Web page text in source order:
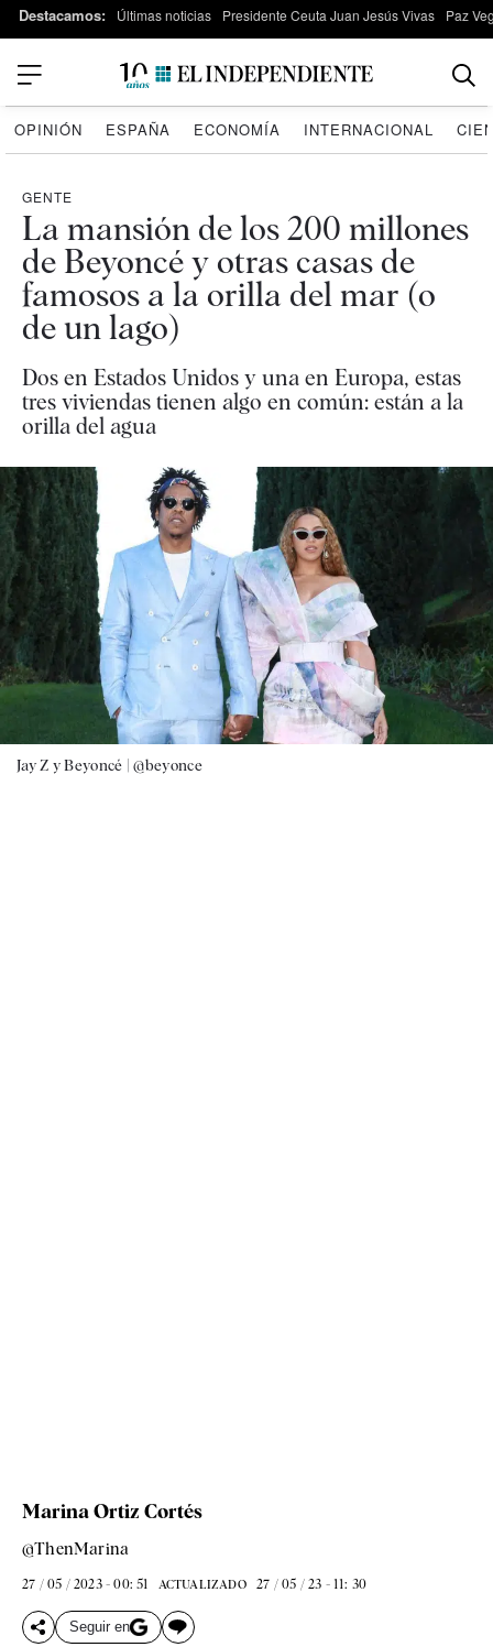
Destacamos: Últimas noticias Presidente Ceuta Juan Jesús Vivas Paz
OPINIÓN ESPAÑA ECONOMÍA INTERNACIONAL
GENTE
La mansión de los 200 millones
de Beyoncé y otras casas de
famosos a la orilla del mar (o
de un lago)
Dos en Estados Unidos y una en Europa, estas
tres viviendas tienen algo en común: están a la
orilla del agua
Jay Z y Beyoncé |@beyonce
Marina Ortiz Cortés
@ThenMarina
27 / 05 / 2023 - 00: 51 ACTUALIZADO 27 / 05 / 23 - 11: 30
Seguir en